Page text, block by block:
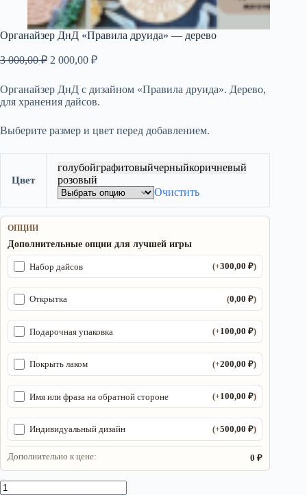
Органайзер ДнД «Правила друида» — дерево
3 000,00₽ Первоначальная
3
000,00 ₽.
2 000,00 ₽Текущая
000,00 ₽.
Органайзер ДнД с дизайном «Правила друида». Дерево,
для хранения дайсов.
Выберите размер и цвет перед добавлением.
Цвет
голубойграфитовыйчерныйкоричневый
розовый
Очистить
ОПЦИИ
Дополнительные опции для лучшей игры
Набор дайсов (+300,00₽)
Открытка (0,00₽)
Подарочная упаковка (+100,00₽)
Покрыть лаком (+200,00₽)
Имя или фраза на обратной стороне (+100,00₽)
Индивидуальный дизайн (+500,00₽)
Дополнительно к цене: 0 ₽
Количество